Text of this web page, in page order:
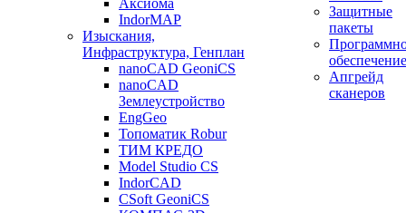
Аксиома
IndorMAP
Изыскания,
Инфраструктура, Генплан
nanoCAD GeoniCS
nanoCAD
Землеустройство
EngGeo
Топоматик Robur
ТИМ КРЕДО
Model Studio CS
IndorCAD
CSoft GeoniCS
Защитные
пакеты
обеспечение
Апгрейд
сканеров